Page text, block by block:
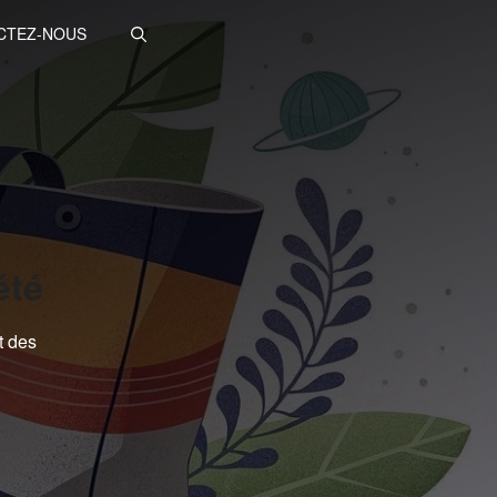
NOUS
des